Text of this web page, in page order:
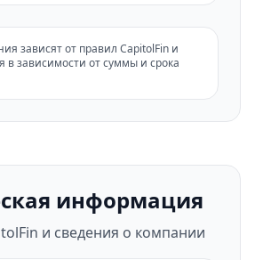
зависят от правил CapitolFin и
в зависимости от суммы и срока
информация
и сведения о компании